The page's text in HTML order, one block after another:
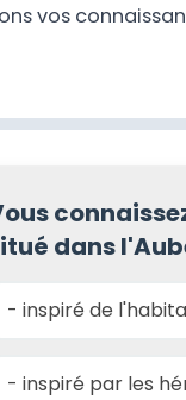
vos
dans
- inspiré de
- inspiré par les